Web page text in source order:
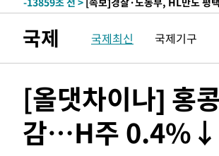
압수수색
-13495초 전 >
[속보]원·달러 환율, 오전 9시
-13245초 전 > [속보]코스피, 6300선 재탈환
-10410초 전 >
시리아 다마스쿠스 교외에서 미
태
-9708초 전 > 입추에도 극한더위…서울 낮 39도
국제 국제최신 국제기구
[올댓차이나] 홍
감…H주 0.4%↓